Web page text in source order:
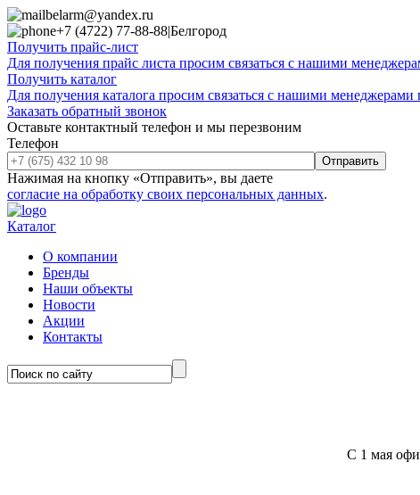
belarm@yandex.ru
+7 (4722) 77-88-88|Белгород
Получить прайс-лист
Для получения прайс листа просим связаться с нашими
Получить каталог
Для получения каталога просим связаться с нашими
Заказать обратный звонок
Оставьте контактный телефон и мы перезвоним
Телефон
Отправить
Нажимая на кнопку «Отправить», вы даете
согласие на обработку своих персональных данных.
Каталог
О компании
Бренды
Наши объекты
Новости
Акции
Контакты
С 1 мая